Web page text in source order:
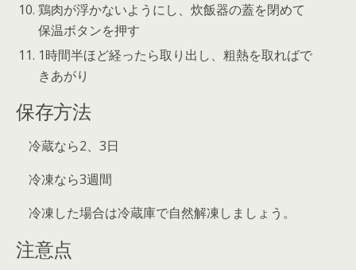
鶏肉が浮かないようにし、炊飯器の蓋を閉めて
保温ボタンを押す
1時間半ほど経ったら取り出し、粗熱を取ればで
きあがり
保存方法
冷蔵なら2、3日
冷凍なら3週間
冷凍した場合は冷蔵庫で自然解凍しましょう。
注意点